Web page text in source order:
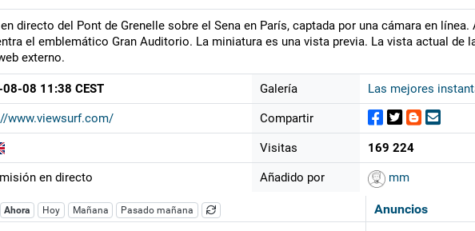
directo del Pont de Grenelle sobre el Sena en París, captada por una cámara en
el emblemático Gran Auditorio. La miniatura es una vista previa. La vista actual de
externo.
08 11:38 CEST
www.viewsurf.com/
en directo
Galería Las mejores
Compartir
Visitas 169 224
Añadido por mm
Anuncios
Ahora Hoy Mañana Pasado mañana